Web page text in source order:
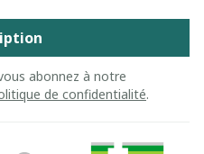
abonnez à notre
de confidentialité.